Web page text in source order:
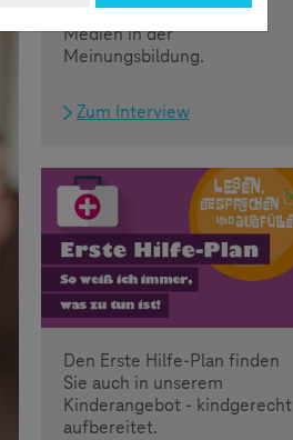
Bedeutung von sozialen
Medien in der
Meinungsbildung.
Zum Interview
Den Erste Hilfe-Plan finden
Sie auch in unserem
Kinderangebot - kindgerecht
aufbereitet.